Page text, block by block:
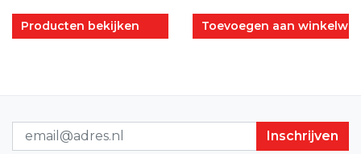
Producten bekijken Toevoegen aan
Nieuwsbrief